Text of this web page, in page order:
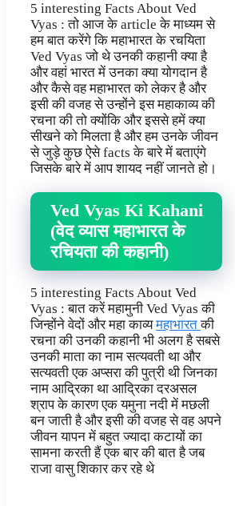
5 interesting Facts About Ved
Vyas : तो आज के article के माध्यम से
हम बात करेंगे कि महाभारत के रचयिता
Ved Vyas जो थे उनकी कहानी क्या है
और वहां भारत में उनका क्या योगदान है
और कैसे वह महाभारत को लेकर है और
इसी की वजह से उन्होंने इस महाकाव्य की
रचना की तो क्योंकि और इससे हमें क्या
सीखने को मिलता है और हम उनके जीवन
से जुड़े कुछ ऐसे facts के बारे में बताएंगे
जिसके बारे में आप शायद नहीं जानते हो।
Ved Vyas Ki Kahani
(वेद व्यास महाभारत के
रचियता की कहानी)
5 interesting Facts About Ved
Vyas : बात करें महामुनी Ved Vyas की
जिन्होंने वेदों और महा काव्यमहाभारतकी
रचना की उनकी कहानी भी अलग है सबसे
उनकी माता का नाम सत्यवती था और
सत्यवती एक अप्सरा की पुत्री थी जिनका
नाम आद्रिका था आद्रिका दरअसल
श्राप के कारण एक यमुना नदी में मछली
बन जाती है और इसी की वजह से वह अपने
जीवन यापन में बहुत ज्यादा कटायों का
सामना करती हैं एक बार की बात है जब
राजा वासु शिकार कर रहे थे